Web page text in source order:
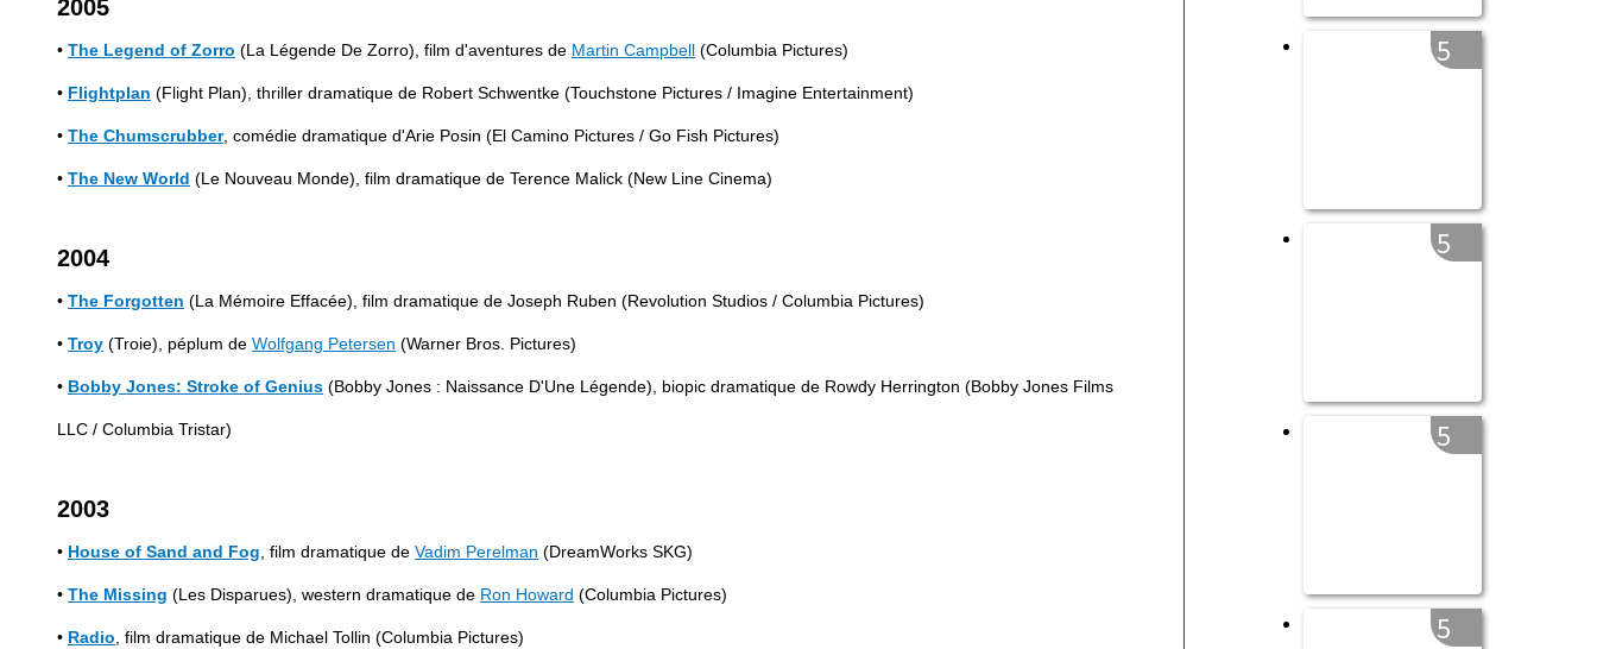
2005
• The Legend of Zorro (La Légende De Zorro), film d'aventures de Martin Campbell (Columbia Pictures)
• Flightplan (Flight Plan), thriller dramatique de Robert Schwentke (Touchstone Pictures / Imagine Entertainment)
• The Chumscrubber, comédie dramatique d'Arie Posin (El Camino Pictures / Go Fish Pictures)
• The New World (Le Nouveau Monde), film dramatique de Terence Malick (New Line Cinema)
2004
• The Forgotten (La Mémoire Effacée), film dramatique de Joseph Ruben (Revolution Studios / Columbia Pictures)
• Troy (Troie), péplum de Wolfgang Petersen (Warner Bros. Pictures)
• Bobby Jones: Stroke of Genius (Bobby Jones : Naissance D'Une Légende), biopic dramatique de Rowdy Herrington (Bobby Jones Films
LLC / Columbia Tristar)
2003
• House of Sand and Fog , film dramatique de Vadim Perelman (DreamWorks SKG)
• The Missing (Les Disparues), western dramatique de Ron Howard (Columbia Pictures)
• Radio , film dramatique de Michael Tollin (Columbia Pictures)
5
5
5
5